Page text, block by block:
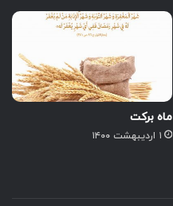
ماه برکت
۱ اردیبهشت ۱۴۰۰